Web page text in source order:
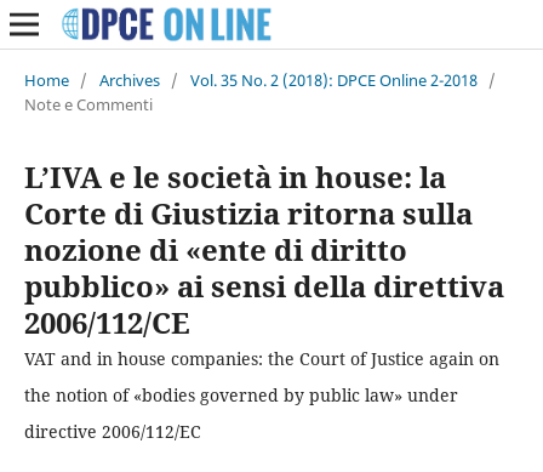
Home / Archives / Vol. 35 No. 2 (2018): DPCE Online 2-2018 /
Note e Commenti
L’IVA e le società in house: la
Corte di Giustizia ritorna sulla
nozione di «ente di diritto
pubblico» ai sensi della direttiva
2006/112/CE
VAT and in house companies: the Court of Justice again on
the notion of «bodies governed by public law» under
directive 2006/112/EC